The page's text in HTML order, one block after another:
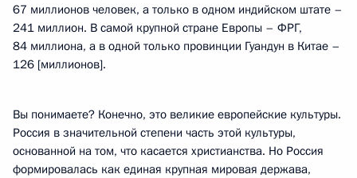
67 миллионов человек, а только в одном индийском штате –
241 миллион. В самой крупной стране Европы – ФРГ,
84 миллиона, а в одной только провинции Гуандун в Китае –
126 [миллионов].
Вы понимаете? Конечно, это великие европейские культуры.
Россия в значительной степени часть этой культуры,
основанной на том, что касается христианства. Но Россия
формировалась как единая крупная мировая держава,